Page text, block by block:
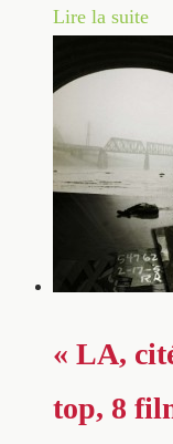
Lire la suite
« LA,
top, 8